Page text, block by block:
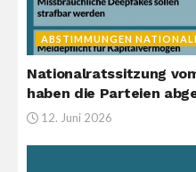
ABSTIMMUNGEN
Nationalratssitzung
haben die Parteien
12. Juni 2026